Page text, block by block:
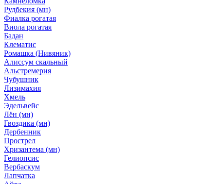
Рудбекия (мн)
Фиалка рогатая
Виола рогатая
Бадан
Клематис
Ромашка (Нивяник)
Алиссум скальный
Альстремерия
Чубушник
Лизимахия
Хмель
Эдельвейс
Лён (мн)
Гвоздика (мн)
Дербенник
Прострел
Хризантема (мн)
Гелиопсис
Вербаскум
Лапчатка